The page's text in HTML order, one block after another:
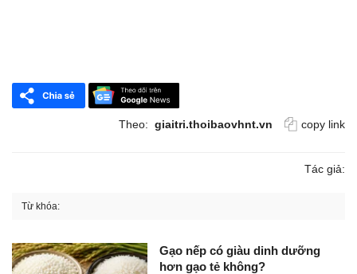
Theo: giaitri.thoibaovhnt.vn copy link
Tác giả:
Từ khóa:
Gạo nếp có giàu dinh dưỡng
hơn gạo tẻ không?